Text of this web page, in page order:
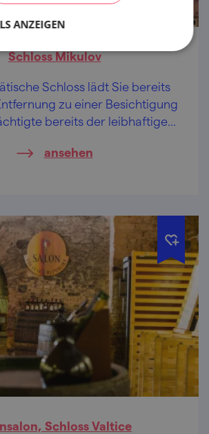
Schloss Mikulov
Schloss lädt Sie bereits
zu einer Besichtigung
bereits der leibhaftige
ansehen
Schloss Valtice
ANZEIGEN